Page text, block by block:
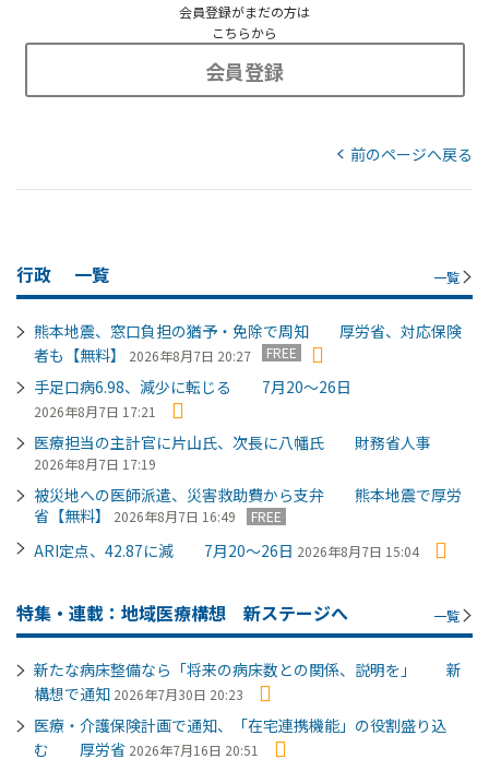
会員登録がまだの方は
こちらから
会員登録
前のページへ戻る
行政 一覧 一覧
熊本地震、窓口負担の猶予・免除で周知 厚労省、対応保険
者も【無料】
2026年8月7日 20:27 FREE
手足口病6.98、減少に転じる 7月20～26日
2026年8月7日 17:21
医療担当の主計官に片山氏、次長に八幡氏 財務省人事
2026年8月7日 17:19
被災地への医師派遣、災害救助費から支弁 熊本地震で厚労
省【無料】
2026年8月7日 16:49 FREE
ARI定点、42.87に減 7月20～26日 2026年8月7日 15:04
特集・連載：地域医療構想 新ステージへ 一覧
新たな病床整備なら「将来の病床数との関係、説明を」 新
構想で通知 2026年7月30日 20:23
医療・介護保険計画で通知、「在宅連携機能」の役割盛り込
む 厚労省 2026年7月16日 20:51